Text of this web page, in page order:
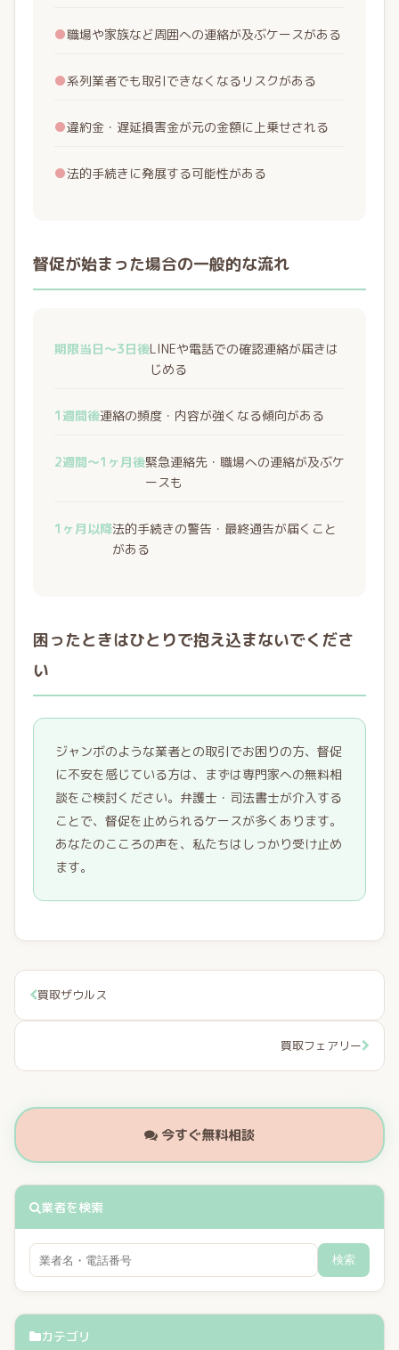
●職場や家族など周囲への連絡が及ぶケースがある
●系列業者でも取引できなくなるリスクがある
●違約金・遅延損害金が元の金額に上乗せされる
●法的手続きに発展する可能性がある
督促が始まった場合の一般的な流れ
期限当日〜3日後LINEや電話での確認連絡が届きは
じめる
1週間後連絡の頻度・内容が強くなる傾向がある
2週間〜1ヶ月後緊急連絡先・職場への連絡が及ぶケ
ースも
1ヶ月以降法的手続きの警告・最終通告が届くこと
がある
困ったときはひとりで抱え込まないでくださ
い
ジャンボのような業者との取引でお困りの方、督促
に不安を感じている方は、まずは専門家への無料相
談をご検討ください。弁護士・司法書士が介入する
ことで、督促を止められるケースが多くあります。
あなたのこころの声を、私たちはしっかり受け止め
ます。
買取ザウルス
買取フェアリー
今すぐ無料相談
業者を検索
検索
カテゴリ